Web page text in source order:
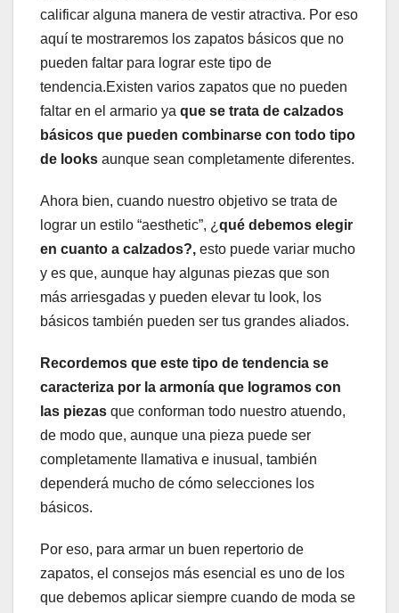
calificar alguna manera de vestir atractiva. Por eso
aquí te mostraremos los zapatos básicos que no
pueden faltar para lograr este tipo de
tendencia.Existen varios zapatos que no pueden
faltar en el armario ya que se trata de calzados
básicos que pueden combinarse con todo tipo
de looks aunque sean completamente diferentes.
Ahora bien, cuando nuestro objetivo se trata de
lograr un estilo “aesthetic”, ¿ qué debemos elegir
en cuanto a calzados?, esto puede variar mucho
y es que, aunque hay algunas piezas que son
más arriesgadas y pueden elevar tu look, los
básicos también pueden ser tus grandes aliados.
Recordemos que este tipo de tendencia se
caracteriza por la armonía que logramos con
las piezas que conforman todo nuestro atuendo,
de modo que, aunque una pieza puede ser
completamente llamativa e inusual, también
dependerá mucho de cómo selecciones los
básicos.
Por eso, para armar un buen repertorio de
zapatos, el consejos más esencial es uno de los
que debemos aplicar siempre cuando de moda se